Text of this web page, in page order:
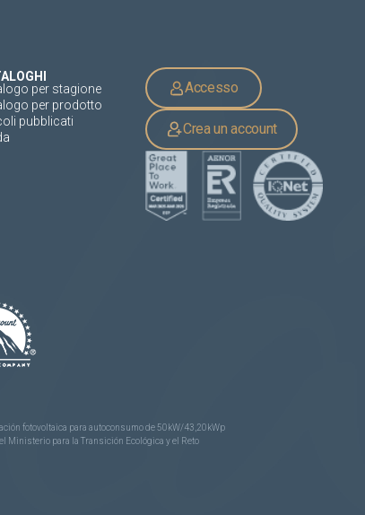
per stagione
per prodotto
pubblicati
Accesso
Crea un account
fotovoltaica para autoconsumo de 50kW/43,20kWp
Ministerio para la Transición Ecológica y el Reto